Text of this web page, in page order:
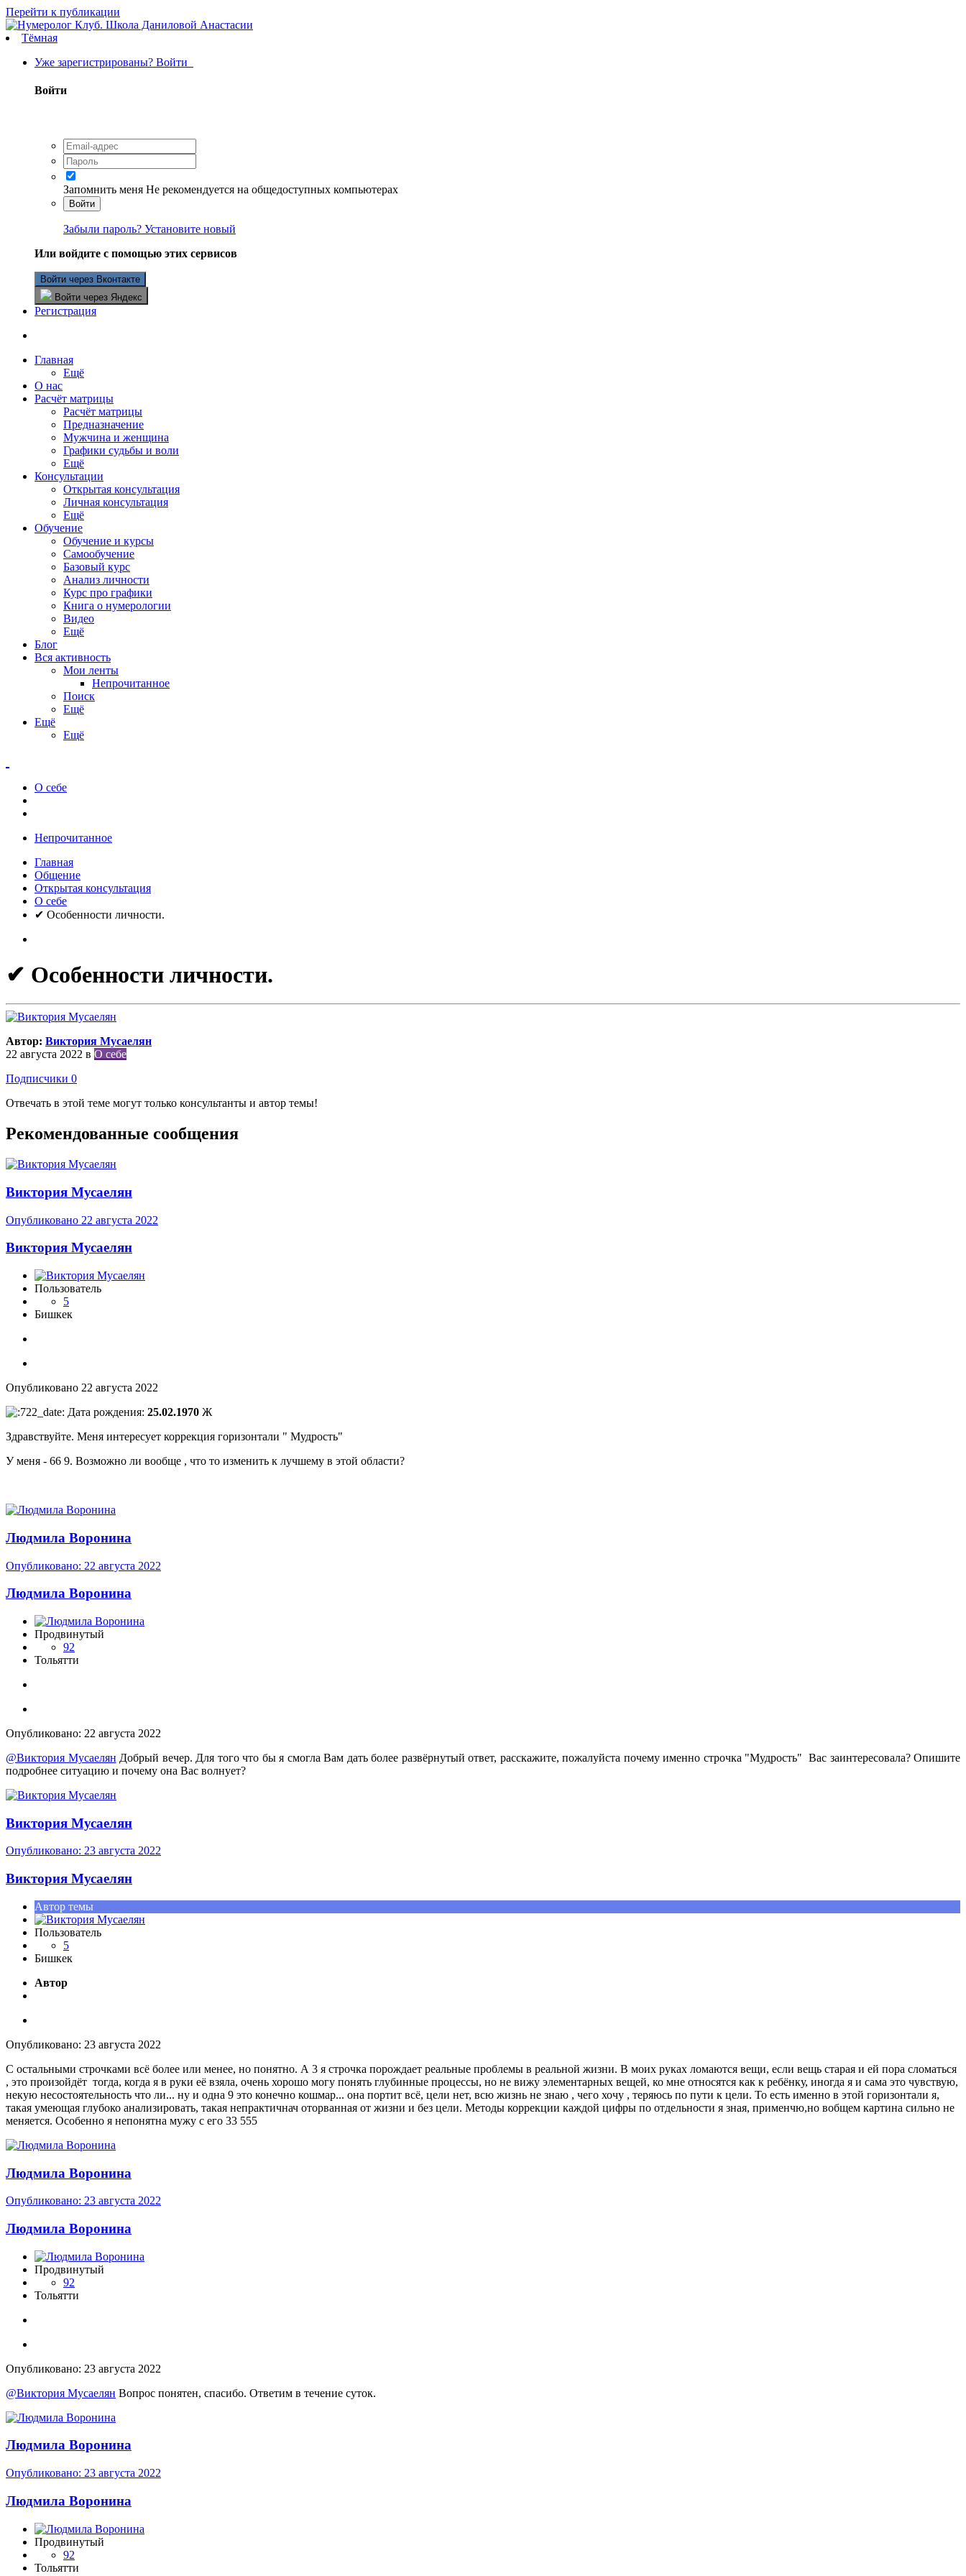
Перейти к публикации
Тёмная
Уже зарегистрированы? Войти
Войти
Запомнить меня Не рекомендуется на общедоступных компьютерах
Войти
Забыли пароль? Установите новый
Или войдите с помощью этих сервисов
Войти через Вконтакте
Войти через Яндекс
Регистрация
Главная
Ещё
О нас
Расчёт матрицы
Расчёт матрицы
Предназначение
Мужчина и женщина
Графики судьбы и воли
Ещё
Консультации
Открытая консультация
Личная консультация
Ещё
Обучение
Обучение и курсы
Самообучение
Базовый курс
Анализ личности
Курс про графики
Книга о нумерологии
Видео
Ещё
Блог
Вся активность
Мои ленты
Непрочитанное
Поиск
Ещё
Ещё
Ещё
О себе
Непрочитанное
Главная
Общение
Открытая консультация
О себе
✔ Особенности личности.
✔ Особенности личности.
Автор: Виктория Мусаелян
22 августа 2022 в О себе
Подписчики 0
Отвечать в этой теме могут только консультанты и автор темы!
Рекомендованные сообщения
Виктория Мусаелян
Опубликовано 22 августа 2022
Виктория Мусаелян
Пользователь
5
Бишкек
Опубликовано 22 августа 2022
Дата рождения: 25.02.1970 Ж
Здравствуйте. Меня интересует коррекция горизонтали " Мудрость"
У меня - 66 9. Возможно ли вообще , что то изменить к лучшему в этой области?
Людмила Воронина
Опубликовано: 22 августа 2022
Людмила Воронина
Продвинутый
92
Тольятти
Опубликовано: 22 августа 2022
@Виктория Мусаелян Добрый вечер. Для того что бы я смогла Вам дать более развёрнутый ответ, расскажите, пожалуйста почему именно строчка "Мудрость" Вас заинтересовала? Опишите
подробнее ситуацию и почему она Вас волнует?
Виктория Мусаелян
Опубликовано: 23 августа 2022
Виктория Мусаелян
Автор темы
Пользователь
5
Бишкек
Автор
Опубликовано: 23 августа 2022
С остальными строчками всё более или менее, но понятно. А 3 я строчка порождает реальные проблемы в реальной жизни. В моих руках ломаются вещи, если вещь старая и ей пора сломаться
, это произойдёт тогда, когда я в руки её взяла, очень хорошо могу понять глубинные процессы, но не вижу элементарных вещей, ко мне относятся как к ребёнку, иногда я и сама это чувствую,
некую несостоятельность что ли... ну и одна 9 это конечно кошмар... она портит всё, цели нет, всю жизнь не знаю , чего хочу , теряюсь по пути к цели. То есть именно в этой горизонтали я,
такая умеющая глубоко анализировать, такая непрактичнач оторванная от жизни и без цели. Методы коррекции каждой цифры по отдельности я зная, применчю,но вобщем картина сильно не
меняется. Особенно я непонятна мужу с его 33 555
Людмила Воронина
Опубликовано: 23 августа 2022
Людмила Воронина
Продвинутый
92
Тольятти
Опубликовано: 23 августа 2022
@Виктория Мусаелян Вопрос понятен, спасибо. Ответим в течение суток.
Людмила Воронина
Опубликовано: 23 августа 2022
Людмила Воронина
Продвинутый
92
Тольятти